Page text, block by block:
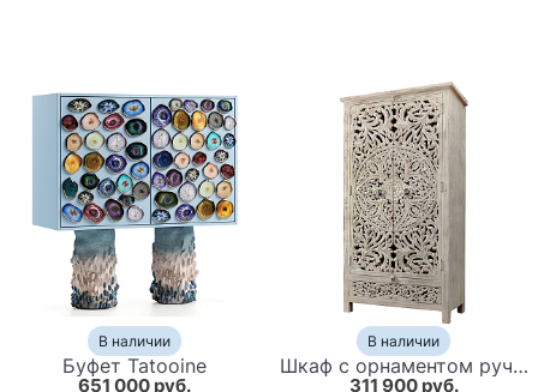
В наличии
Буфет Tatooine
651 000 руб.
В наличии
Шкаф с орнаментом ручная резьба из дерева Indian Antique Furniture
311 900 руб.